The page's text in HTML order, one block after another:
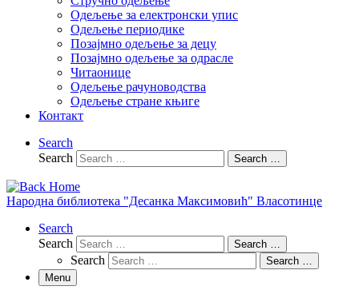
Одељење за електронски упис
Одељење периодике
Позајмно одељење за децу
Позајмно одељење за одрасле
Читаонице
Одељење рачуноводства
Одељење стране књиге
Контакт
Search
Search
Search …
Народна библиотека "Десанка Максимовић" Власотинце
Search
Search
Search …
Search
Search …
Menu